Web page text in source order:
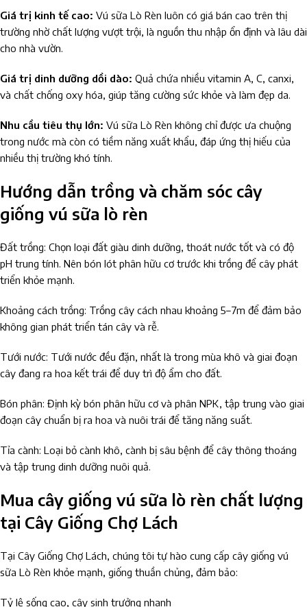
Giá trị kinh tế cao: Vú sữa Lò Rèn luôn có giá bán cao trên thị
trường nhờ chất lượng vượt trội, là nguồn thu nhập ổn định và lâu dài
cho nhà vườn.
Giá trị dinh dưỡng dồi dào: Quả chứa nhiều vitamin A, C, canxi,
và chất chống oxy hóa, giúp tăng cường sức khỏe và làm đẹp da.
Nhu cầu tiêu thụ lớn: Vú sữa Lò Rèn không chỉ được ưa chuộng
trong nước mà còn có tiềm năng xuất khẩu, đáp ứng thị hiếu của
nhiều thị trường khó tính.
Hướng dẫn trồng và chăm sóc cây
giống vú sữa lò rèn
Đất trồng: Chọn loại đất giàu dinh dưỡng, thoát nước tốt và có độ
pH trung tính. Nên bón lót phân hữu cơ trước khi trồng để cây phát
triển khỏe mạnh.
Khoảng cách trồng: Trồng cây cách nhau khoảng 5–7m để đảm bảo
không gian phát triển tán cây và rễ.
Tưới nước: Tưới nước đều đặn, nhất là trong mùa khô và giai đoạn
cây đang ra hoa kết trái để duy trì độ ẩm cho đất.
Bón phân: Định kỳ bón phân hữu cơ và phân NPK, tập trung vào giai
đoạn cây chuẩn bị ra hoa và nuôi trái để tăng năng suất.
Tỉa cành: Loại bỏ cành khô, cành bị sâu bệnh để cây thông thoáng
và tập trung dinh dưỡng nuôi quả.
Mua cây giống vú sữa lò rèn chất lượng
tại Cây Giống Chợ Lách
Tại Cây Giống Chợ Lách, chúng tôi tự hào cung cấp cây giống vú
sữa Lò Rèn khỏe mạnh, giống thuần chủng, đảm bảo:
Tỷ lệ sống cao, cây sinh trưởng nhanh